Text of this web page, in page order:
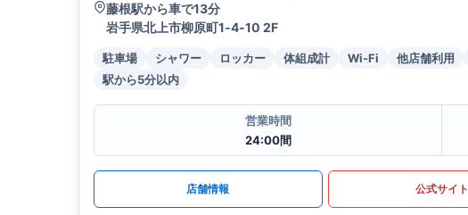
藤根駅から車で13分
岩手県北上市柳原町1‐4‐10 2F
駐車場 シャワー ロッカー 体組成計 Wi-Fi 他店舗利用
駅から5分以内
営業時間
24:00間
店舗情報 公式サイト